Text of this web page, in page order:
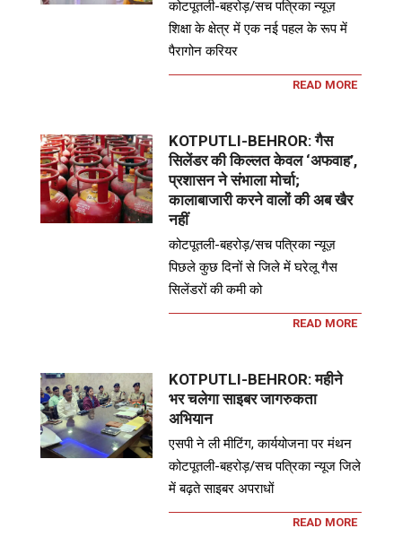
कोटपूतली-बहरोड़/सच पत्रिका न्यूज़
शिक्षा के क्षेत्र में एक नई पहल के रूप में
पैरागोन करियर
READ MORE
KOTPUTLI-BEHROR: गैस
सिलेंडर की किल्लत केवल ‘अफवाह’,
प्रशासन ने संभाला मोर्चा;
कालाबाजारी करने वालों की अब खैर
नहीं
कोटपूतली-बहरोड़/सच पत्रिका न्यूज़
पिछले कुछ दिनों से जिले में घरेलू गैस
सिलेंडरों की कमी को
READ MORE
KOTPUTLI-BEHROR: महीने
भर चलेगा साइबर जागरुकता
अभियान
एसपी ने ली मीटिंग, कार्ययोजना पर मंथन
कोटपूतली-बहरोड़/सच पत्रिका न्यूज जिले
में बढ़ते साइबर अपराधों
READ MORE